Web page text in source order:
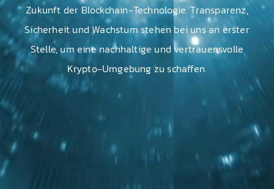
Zukunft der Blockchain-Technologie. Transparenz,
Sicherheit und Wachstum stehen bei uns an erster
Stelle, um eine nachhaltige und vertrauensvolle
Krypto-Umgebung zu schaffen.